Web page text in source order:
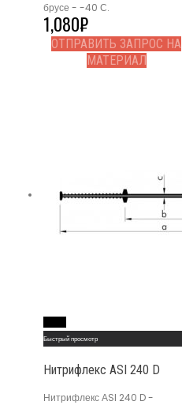
брусе - -40 С.
1,080₽
ОТПРАВИТЬ ЗАПРОС НА
МАТЕРИАЛ
Быстрый просмотр
Нитрифлекс АSI 240 D
Нитрифлекс АSI 240 D -